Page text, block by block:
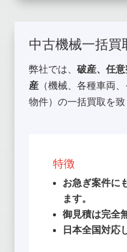
中古機械一括買
弊社では、 破産、任
産 （機械、各種車両
物件）の一括買取を致
特徴
お急ぎ案件に
ます。
御見積は完全
日本全国対応